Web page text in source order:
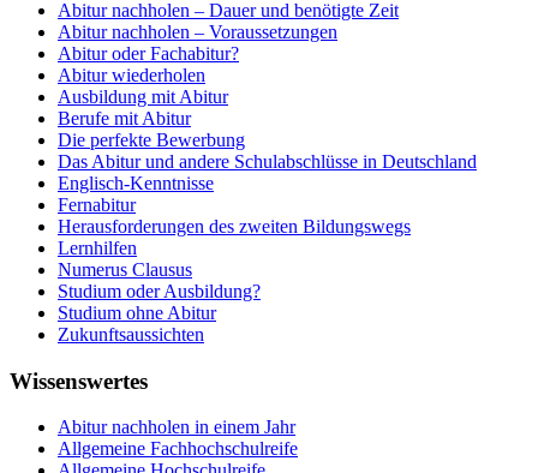
Abitur nachholen – Dauer und benötigte Zeit
Abitur nachholen – Voraussetzungen
Abitur oder Fachabitur?
Abitur wiederholen
Ausbildung mit Abitur
Berufe mit Abitur
Die perfekte Bewerbung
Das Abitur und andere Schulabschlüsse in Deutschland
Englisch-Kenntnisse
Fernabitur
Herausforderungen des zweiten Bildungswegs
Lernhilfen
Numerus Clausus
Studium oder Ausbildung?
Studium ohne Abitur
Zukunftsaussichten
Wissenswertes
Abitur nachholen in einem Jahr
Allgemeine Fachhochschulreife